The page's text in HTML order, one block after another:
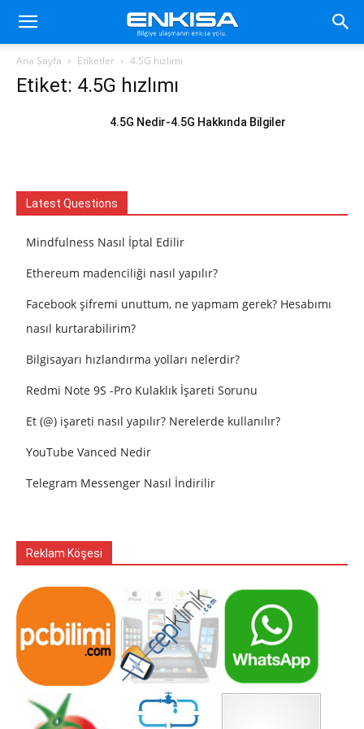
Ana Sayfa Etiketler 4.5G hızlımı
Etiket: 4.5G hızlımı
4.5G Nedir-4.5G Hakkında Bilgiler
Latest Questions
Mindfulness Nasıl İptal Edilir
Ethereum madenciliği nasıl yapılır?
Facebook şifremi unuttum, ne yapmam gerek? Hesabımı
nasıl kurtarabilirim?
Bilgisayarı hızlandırma yolları nelerdir?
Redmi Note 9S -Pro Kulaklık İşareti Sorunu
Et (@) işareti nasıl yapılır? Nerelerde kullanılır?
YouTube Vanced Nedir
Telegram Messenger Nasıl İndirilir
Reklam Köşesi